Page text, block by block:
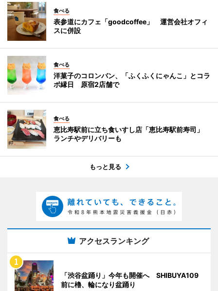
食べる
表参道にカフェ「goodcoffee」 運営会社オフィ
スに併設
食べる
洋菓子のコロンバン、「ふくふくにゃんこ」とコラ
ボ縁日 原宿2店舗で
食べる
恵比寿駅前に立ち食いすし店「恵比寿駅前寿司」
ランチやデリバリーも
もっと見る
アクセスランキング
「渋谷盆踊り」今年も開催へ SHIBUYA109
前に櫓、輪になり盆踊り